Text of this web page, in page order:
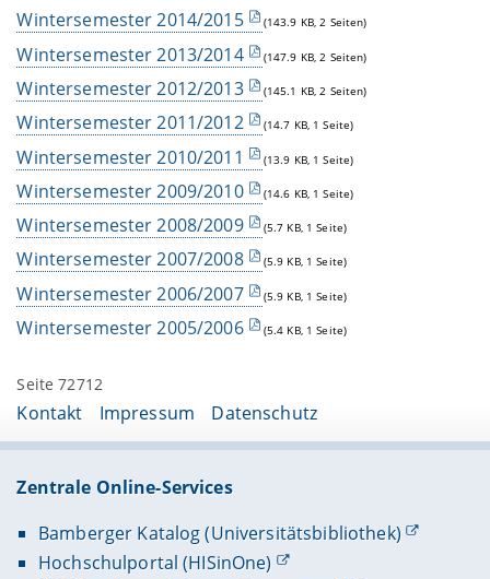
Wintersemester 2014/2015 (143.9 KB, 2 Seiten)
Wintersemester 2013/2014 (147.9 KB, 2 Seiten)
Wintersemester 2012/2013 (145.1 KB, 2 Seiten)
Wintersemester 2011/2012 (14.7 KB, 1 Seite)
Wintersemester 2010/2011 (13.9 KB, 1 Seite)
Wintersemester 2009/2010 (14.6 KB, 1 Seite)
Wintersemester 2008/2009 (5.7 KB, 1 Seite)
Wintersemester 2007/2008 (5.9 KB, 1 Seite)
Wintersemester 2006/2007 (5.9 KB, 1 Seite)
Wintersemester 2005/2006 (5.4 KB, 1 Seite)
Seite 72712
Kontakt Impressum Datenschutz
Zentrale Online-Services
Bamberger Katalog (Universitätsbibliothek)
Hochschulportal (HISinOne)